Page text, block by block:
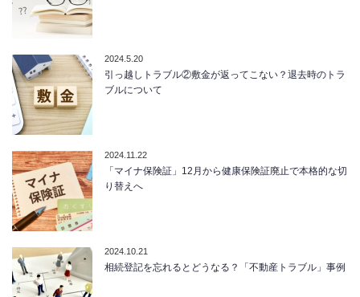
2024.5.20
引っ越しトラブル②敷金が返ってこない？退去時のトラ
ブルについて
2024.11.22
「マイナ保険証」12月から健康保険証廃止で本格的な切
り替えへ
2024.10.21
相続登記を忘れるとどうなる？「不動産トラブル」事例